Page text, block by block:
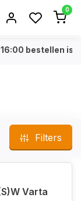
0
16:00 bestellen is
Filters
Varta